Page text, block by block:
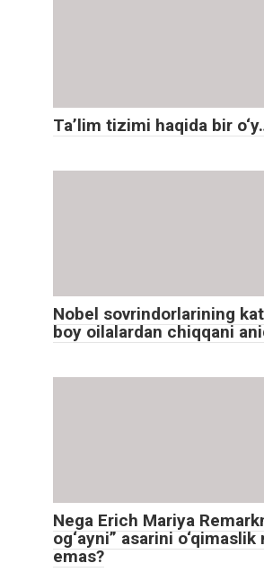
Ta’lim tizimi haqida bir
Nobel sovrindorlarining
boy oilalardan chiqqani
Nega Erich Mariya
og‘ayni” asarini
emas?